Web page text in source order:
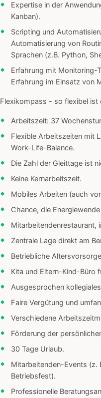
Expertise in der
Kanban).
Scripting und
Automatisierung von
Sprachen (z.B. Python,
Erfahrung mit Monitoring-
Erfahrung im Einsatz von
Flexikompass - so flexibel ist
Arbeitszeit: 37
Flexible Arbeitszeiten mit
Work-Life-Balance.
Die Zahl der Gleittage ist
Keine Kernarbeitszeit.
Mobiles Arbeiten (auch
Chance, die
Zentrale Lage direkt am
Betriebliche
Kita und Eltern-Kind-Büro
Ausgesprochen
Faire Vergütung und
Verschiedene
Förderung der
30 Tage Urlaub.
Mitarbeitenden-Events (z.
Betriebsfest).
Professionelle